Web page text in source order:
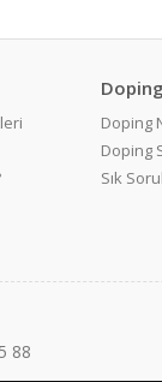
Doping
Doping
Doping
Sık
88